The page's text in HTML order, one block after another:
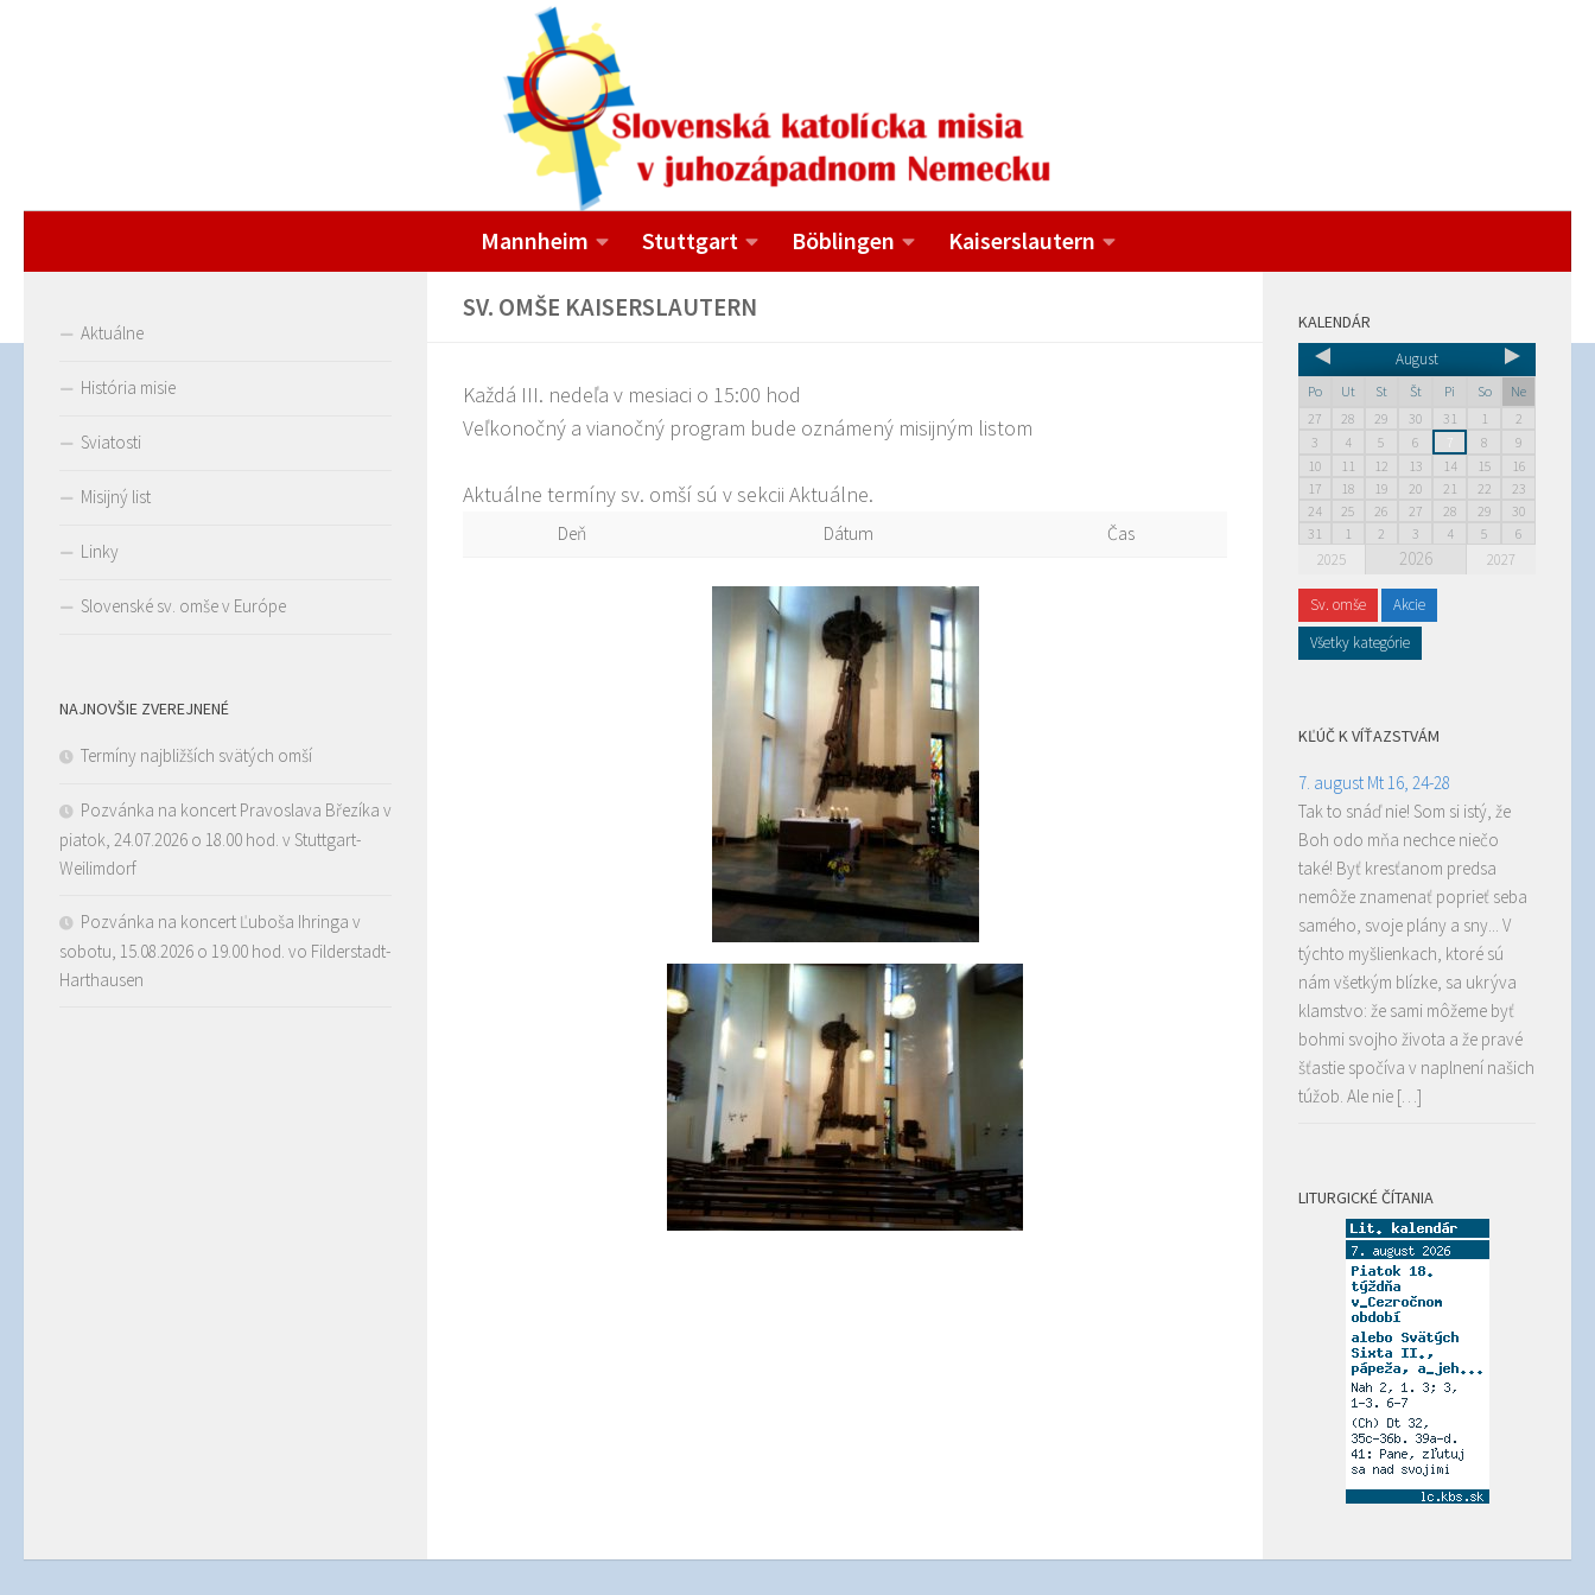
Mannheim Stuttgart Böblingen Kaiserslautern
SV. OMŠE KAISERSLAUTERN
Každá III. nedeľa v mesiaci o 15:00 hod
Veľkonočný a vianočný program bude oznámený misijným listom
Aktuálne termíny sv. omší sú v sekcii Aktuálne.
Deň Dátum Čas
Aktuálne
História misie
Sviatosti
Misijný list
Linky
Slovenské sv. omše v Európe
NAJNOVŠIE ZVEREJNENÉ
Termíny najbližších svätých omší
Pozvánka na koncert Pravoslava Březíka v
piatok, 24.07.2026 o 18.00 hod. v Stuttgart-
Weilimdorf
Pozvánka na koncert Ľuboša Ihringa v
sobotu, 15.08.2026 o 19.00 hod. vo Filderstadt-
Harthausen
KALENDÁR
August
Po Ut St Št Pi So
Ne
27
28 29 30 31 1
2
3
4 5 6 8
9
10
11 12 13 14 15
16
17
18 19 20 21 22
23
24
25 26 27 28 29
30
31
1 2 3 4 5 6
2025 2026 2027
Sv. omše
Akcie
Všetky kategórie
KĽÚČ K VÍŤAZSTVÁM
7. august Mt 16, 24-28
Tak to snáď nie! Som si istý, že
Boh odo mňa nechce niečo
také! Byť kresťanom predsa
nemôže znamenať poprieť seba
samého, svoje plány a sny... V
týchto myšlienkach, ktoré sú
nám všetkým blízke, sa ukrýva
klamstvo: že sami môžeme byť
bohmi svojho života a že pravé
šťastie spočíva v naplnení našich
túžob. Ale nie […]
LITURGICKÉ ČÍTANIA